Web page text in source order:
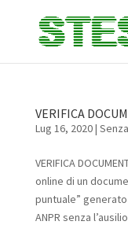
VERIFICA
Lug 16, 2020|
VERIFICA
online di un
puntuale”
ANPR senza